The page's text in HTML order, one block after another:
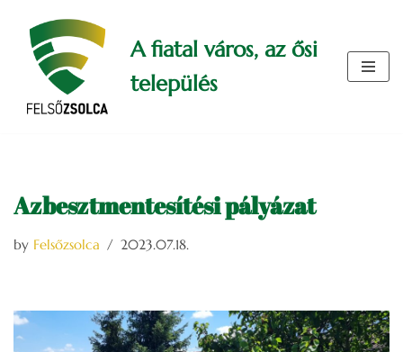
Skip
content
A fiatal város, az ősi
település
Azbesztmentesítési pályázat
by Felsőzsolca 2023.07.18.